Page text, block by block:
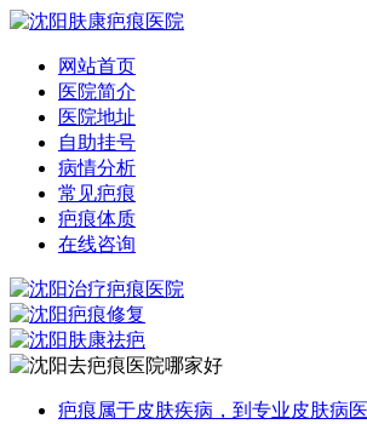
网站首页
医院简介
医院地址
自助挂号
病情分析
常见疤痕
疤痕体质
在线咨询
疤痕属于皮肤疾病，到专业皮肤病